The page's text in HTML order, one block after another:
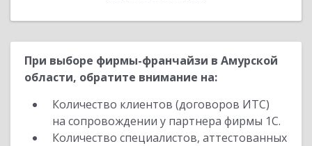
При выборе фирмы-франчайзи в Амурской
области, обратите внимание на:
Количество клиентов (договоров ИТС)
на сопровождении у партнера фирмы 1С.
Количество специалистов, аттестованных